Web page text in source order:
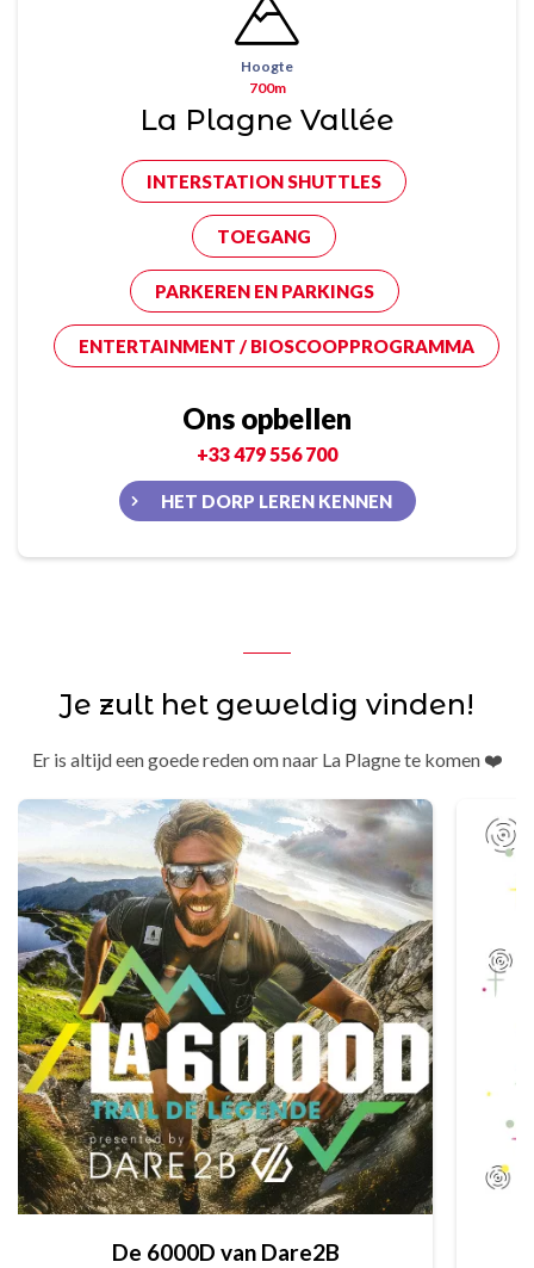
Hoogte
700m
La Plagne Vallée
INTERSTATION SHUTTLES
TOEGANG
PARKEREN EN PARKINGS
ENTERTAINMENT / BIOSCOOPPROGRAMMA
Ons opbellen
+33 479 556 700
HET DORP LEREN KENNEN
Je zult het geweldig vinden!
Er is altijd een goede reden om naar La Plagne te komen ❤️
De 6000D van Dare2B